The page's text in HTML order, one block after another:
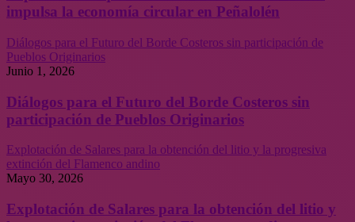
impulsa la economía circular en Peñalolén
Diálogos para el Futuro del Borde Costeros sin participación de
Pueblos Originarios
Junio 1, 2026
Diálogos para el Futuro del Borde Costeros sin
participación de Pueblos Originarios
Explotación de Salares para la obtención del litio y la progresiva
extinción del Flamenco andino
Mayo 30, 2026
Explotación de Salares para la obtención del litio y